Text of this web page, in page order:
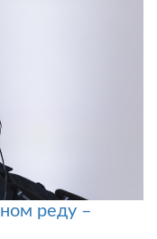
реду –